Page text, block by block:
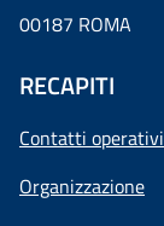
00187 ROMA
RECAPITI
Contatti operativi
Organizzazione